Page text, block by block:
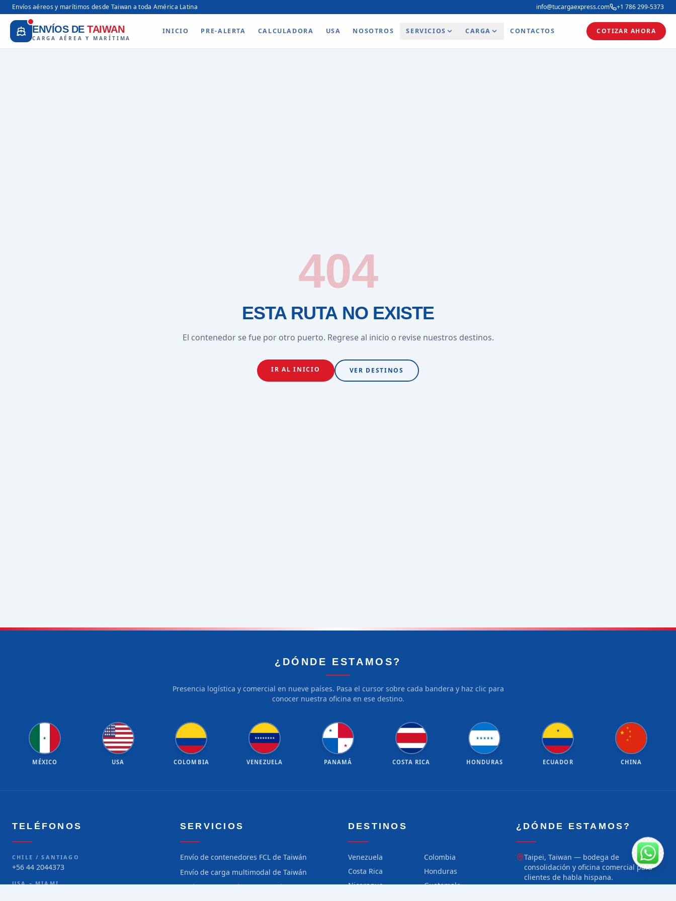
Envíos aéreos y marítimos desde Taiwan a toda América Latina info@tucargaexpress.com +1 786 299-5373
ENVÍOS DE TAIWAN
CARGA AÉREA Y MARÍTIMA
INICIO PRE-ALERTA CALCULADORA USA NOSOTROS SERVICIOS CARGA CONTACTOS COTIZAR AHORA
404
ESTA RUTA NO EXISTE
El contenedor se fue por otro puerto. Regrese al inicio o revise nuestros destinos.
IR AL INICIO VER DESTINOS
¿DÓNDE ESTAMOS?
Presencia logística y comercial en nueve países. Pasa el cursor sobre cada bandera y haz clic para
conocer nuestra oficina en ese destino.
★
MÉXICO
★★★★
★★★★★
★★★★★
★★★★★
USA COLOMBIA
★★★★★★★★
VENEZUELA
★
★
PANAMÁ COSTA RICA
★★★★★
HONDURAS
★
ECUADOR
★
★
★
★
★
CHINA
TELÉFONOS
CHILE / SANTIAGO
+56 44 2044373
USA – MIAMI
SERVICIOS
Envío de contenedores FCL de Taiwán
Envío de carga multimodal de Taiwán
Envío de carga aérea de Taiwán
DESTINOS
Venezuela
Colombia
Costa Rica
Honduras
Nicaragua
Guatemala
¿DÓNDE ESTAMOS?
Taipei, Taiwan — bodega de
consolidación y oficina comercial para
clientes de habla hispana.